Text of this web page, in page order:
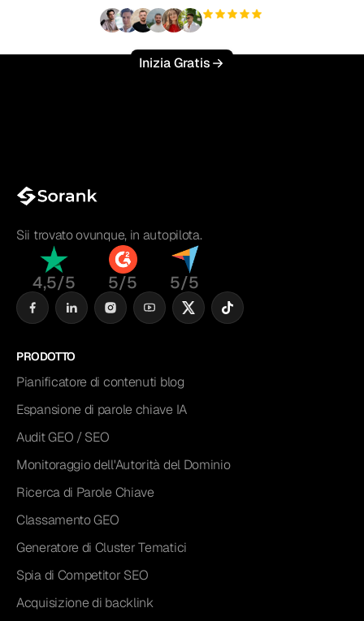
Inizia Gratis
Sii trovato ovunque, in autopilota.
4,5/5 5/5 5/5
PRODOTTO
Pianificatore di contenuti blog
Espansione di parole chiave IA
Audit GEO / SEO
Monitoraggio dell'Autorità del Dominio
Ricerca di Parole Chiave
Classamento GEO
Generatore di Cluster Tematici
Spia di Competitor SEO
Acquisizione di backlink